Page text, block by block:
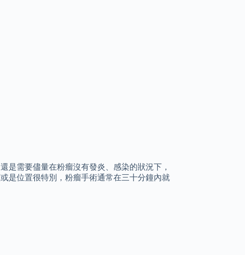
是需要儘量在粉瘤沒有發炎、感染的狀況下，
是位置很特別，粉瘤手術通常在三十分鐘內就